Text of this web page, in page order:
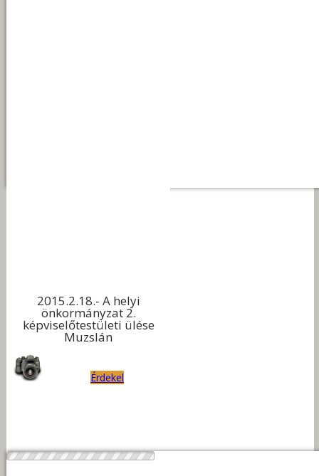
2015.2.18.- A helyi
önkormányzat 2.
képviselőtestületi ülése
Muzslán
Érdekel